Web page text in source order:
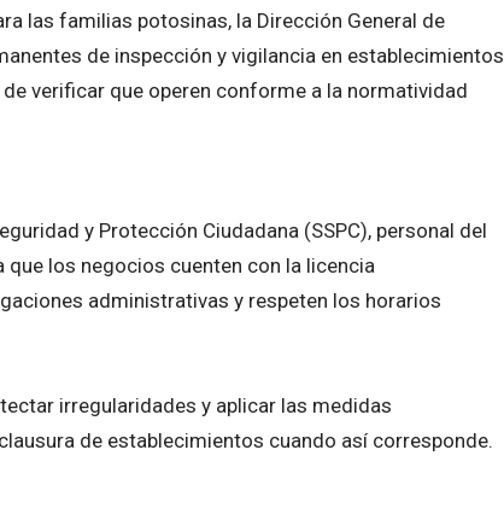
las familias potosinas, la Dirección General de
de inspección y vigilancia en establecimientos
verificar que operen conforme a la normatividad
y Protección Ciudadana (SSPC), personal del
los negocios cuenten con la licencia
administrativas y respeten los horarios
irregularidades y aplicar las medidas
de establecimientos cuando así corresponde.